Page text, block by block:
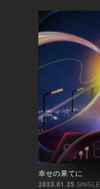
幸せの果てに
2023.01.25 SINGLE